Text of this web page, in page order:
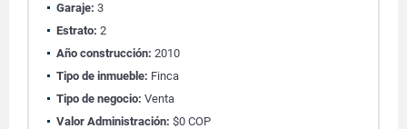
Garaje: 3
Estrato: 2
Año construcción: 2010
Tipo de inmueble: Finca
Tipo de negocio: Venta
Valor Administración: $0 COP